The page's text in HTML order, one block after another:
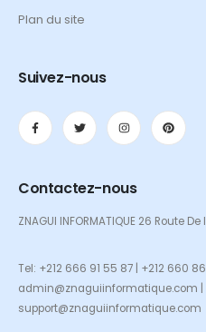
Plan du site
Suivez-nous
Contactez-nous
ZNAGUI INFORMATIQUE 26 Route
Tel: +212 666 91 55 87 | +212 660
admin@znaguiinformatique.com |
support@znaguiinformatique.com